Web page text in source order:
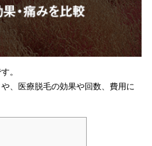
。
、医療脱毛の効果や回数、費用に